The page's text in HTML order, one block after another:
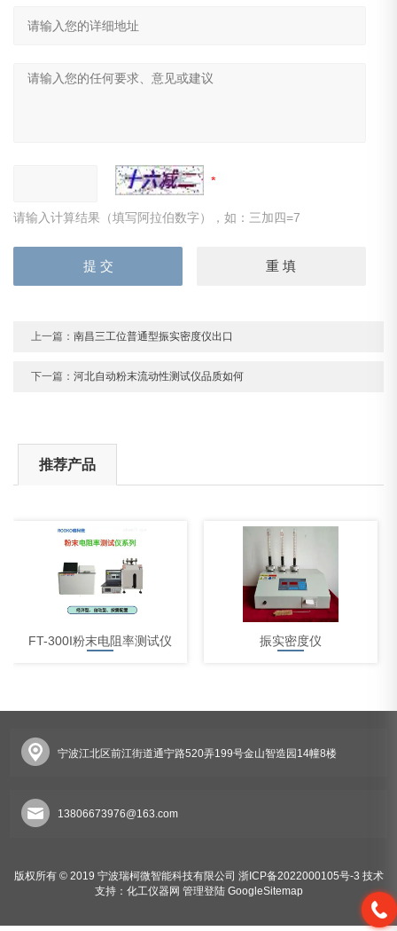
请输入计算结果（填写阿拉伯数字），如：三加四=7
上一篇：南昌三工位普通型振实密度仪出口
下一篇：河北自动粉末流动性测试仪品质如何
推荐产品
FT-300I粉末电阻率测试仪 振实密度仪
宁波江北区前江街道通宁路520弄199号金山智造园14幢8楼
13806673976@163.com
版权所有 © 2019 宁波瑞柯微智能科技有限公司 浙ICP备2022000105号-3 技术
支持： 化工仪器网 管理登陆 GoogleSitemap